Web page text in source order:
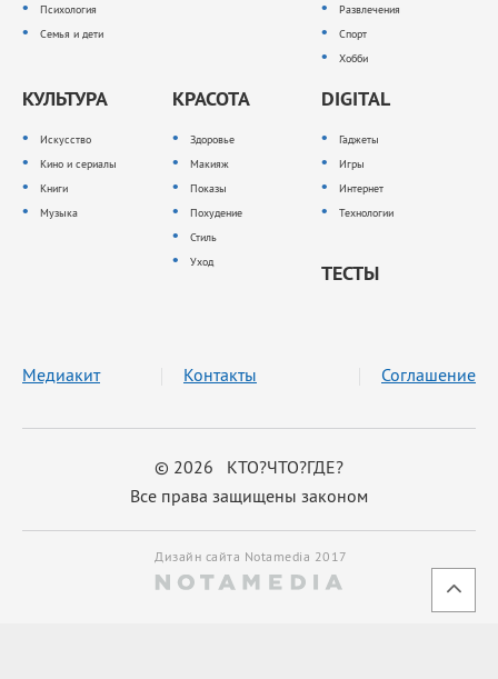
Психология
Семья и дети
Развлечения
Спорт
Хобби
КУЛЬТУРА
Искусство
Кино и сериалы
Книги
Музыка
КРАСОТА
Здоровье
Макияж
Показы
Похудение
Стиль
Уход
DIGITAL
Гаджеты
Игры
Интернет
Технологии
ТЕСТЫ
© 2026 КТО?ЧТО?ГДЕ?
Все права защищены законом
Медиакит Контакты Соглашение
Дизайн сайта Notamedia 2017